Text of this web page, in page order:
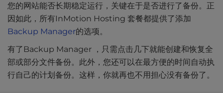
您的网站能否长期稳定运行，关键在于是否进行了备份。正
因如此，所有InMotion Hosting 套餐都提供了添加
Backup Manager的选项。
有了Backup Manager ，只需点击几下就能创建和恢复全
部或部分文件备份。此外，您还可以在最方便的时间自动执
行自己的计划备份。这样，你就再也不用担心没有备份了。